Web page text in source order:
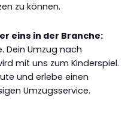
zu können.
eins in der Branche:
Dein Umzug nach
mit uns zum Kinderspiel.
und erlebe einen
Umzugsservice.